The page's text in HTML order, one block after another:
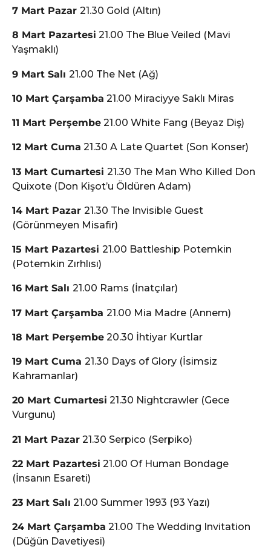
7 Mart Pazar 21.30 Gold (Altın)
8 Mart Pazartesi 21.00 The Blue Veiled (Mavi
Yaşmaklı)
9 Mart Salı 21.00 The Net (Ağ)
10 Mart Çarşamba 21.00 Miraciyye Saklı Miras
11 Mart Perşembe 21.00 White Fang (Beyaz Diş)
12 Mart Cuma 21.30 A Late Quartet (Son Konser)
13 Mart Cumartesi 21.30 The Man Who Killed Don
Quixote (Don Kişot’u Öldüren Adam)
14 Mart Pazar 21.30 The Invisible Guest
(Görünmeyen Misafir)
15 Mart Pazartesi 21.00 Battleship Potemkin
(Potemkin Zırhlısı)
16 Mart Salı 21.00 Rams (İnatçılar)
17 Mart Çarşamba 21.00 Mia Madre (Annem)
18 Mart Perşembe 20.30 İhtiyar Kurtlar
19 Mart Cuma 21.30 Days of Glory (İsimsiz
Kahramanlar)
20 Mart Cumartesi 21.30 Nightcrawler (Gece
Vurgunu)
21 Mart Pazar 21.30 Serpico (Serpiko)
22 Mart Pazartesi 21.00 Of Human Bondage
(İnsanın Esareti)
23 Mart Salı 21.00 Summer 1993 (93 Yazı)
24 Mart Çarşamba 21.00 The Wedding Invitation
(Düğün Davetiyesi)